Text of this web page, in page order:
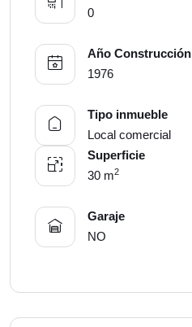
0
Año Construcción
1976
Tipo inmueble
Local comercial
Superficie
30 m2
Garaje
NO